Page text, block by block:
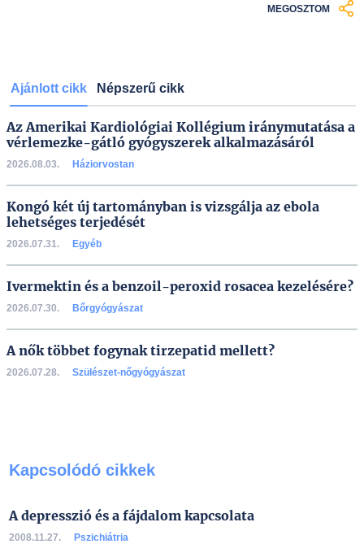
MEGOSZTOM
Ajánlott cikk Népszerű cikk
Az Amerikai Kardiológiai Kollégium iránymutatása a
vérlemezke-gátló gyógyszerek alkalmazásáról
2026.08.03. Háziorvostan
Kongó két új tartományban is vizsgálja az ebola
lehetséges terjedését
2026.07.31. Egyéb
Ivermektin és a benzoil-peroxid rosacea kezelésére?
2026.07.30. Bőrgyógyászat
A nők többet fogynak tirzepatid mellett?
2026.07.28. Szülészet-nőgyógyászat
Kapcsolódó cikkek
A depresszió és a fájdalom kapcsolata
2008.11.27. Pszichiátria